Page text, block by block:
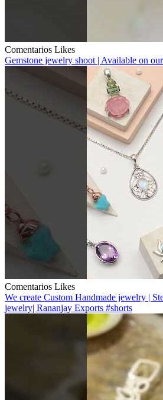
Comentarios Likes
Gemstone jewelry shoot | Available on
Comentarios Likes
We create Custom Handmade jewelry |
jewelry| Rananjay Exports #shorts